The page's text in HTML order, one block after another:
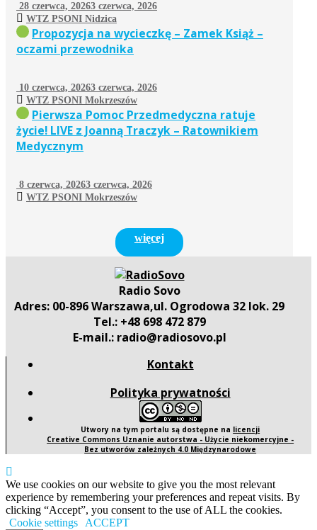
28 czerwca, 20263 czerwca, 2026
WTZ PSONI Nidzica
Propozycja na wycieczkę – Zamek Książ –
oczami przewodnika
10 czerwca, 20263 czerwca, 2026
WTZ PSONI Mokrzeszów
Pierwsza Pomoc Przedmedyczna ratuje
życie! LIVE z Joanną Traczyk – Ratownikiem
Medycznym
8 czerwca, 20263 czerwca, 2026
WTZ PSONI Mokrzeszów
więcej
Radio Sovo
Adres: 00-896 Warszawa,ul. Ogrodowa 32 lok. 29
Tel.: +48 698 472 879
E-mail.: radio@radiosovo.pl
Kontakt
Polityka prywatności
Utwory na tym portalu są dostępne na licencji
Creative Commons Uznanie autorstwa - Użycie niekomercyjne -
Bez utworów zależnych 4.0 Międzynarodowe
We use cookies on our website to give you the most relevant
experience by remembering your preferences and repeat visits. By
clicking “Accept”, you consent to the use of ALL the cookies.
Cookie settings ACCEPT